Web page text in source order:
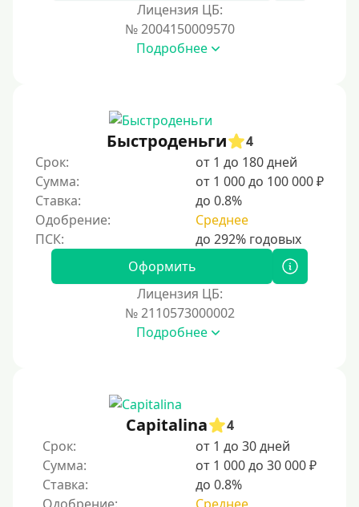
Лицензия ЦБ:
№ 2004150009570
Подробнее
Быстроденьги
4
Срок:
от 1 до 180 дней
Сумма:
от 1 000 до 100 000 ₽
Ставка:
до 0.8%
Одобрение:
Среднее
Оформить
Лицензия ЦБ:
№ 2110573000002
Подробнее
Capitalina
4
Срок:
от 1 до 30 дней
Сумма:
от 1 000 до 30 000 ₽
Ставка:
до 0.8%